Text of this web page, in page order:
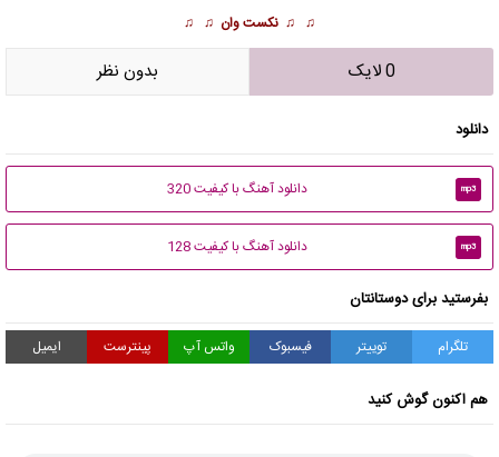
♫ ♫ نکست وان ♫ ♫
0 لایک بدون نظر
دانلود
mp3 دانلود آهنگ با کیفیت 320
mp3 دانلود آهنگ با کیفیت 128
بفرستید برای دوستانتان
تلگرام توییتر فیسبوک واتس آپ پینترست ایمیل
هم اکنون گوش کنید